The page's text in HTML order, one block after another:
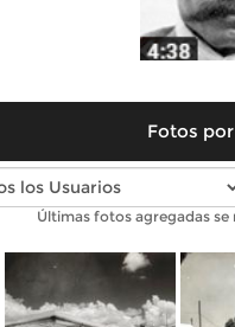
Fotos
Fotos antiguas
Últimas fotos agregadas se